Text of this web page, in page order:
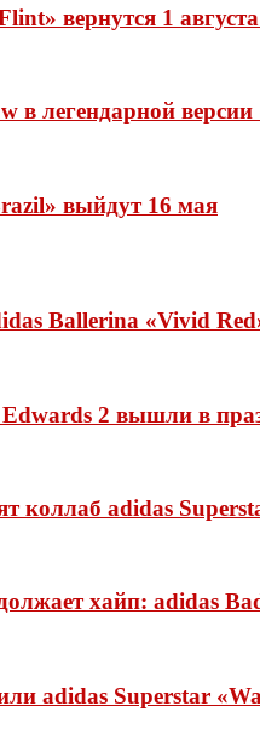
вернутся 1
в легендарной
выйдут 16 мая
Ballerina «Vivid
2 вышли в
коллаб adidas
хайп: adidas
adidas Superstar